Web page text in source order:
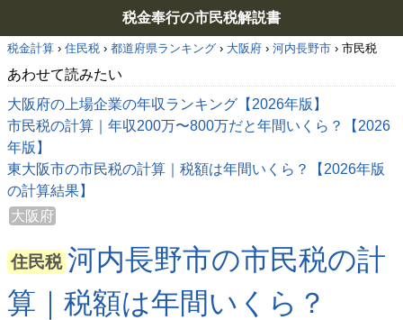
税金奉行の市民税解説書
税金計算 › 住民税 › 都道府県ランキング › 大阪府 › 河内長野市 › 市民税
あわせて読みたい
大阪府の上場企業の年収ランキング【2026年版】
市民税の計算｜年収200万〜800万だと年間いくら？【2026
年版】
東大阪市の市民税の計算｜税額は年間いくら？【2026年版
の計算結果】
大阪府
住民税 河内長野市の市民税の計
算｜税額は年間いくら？